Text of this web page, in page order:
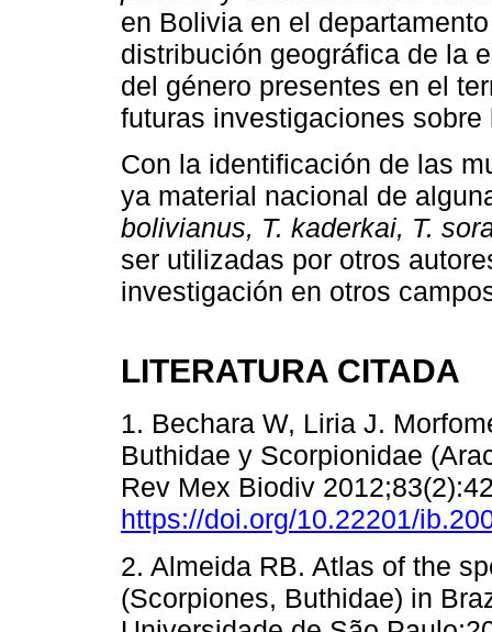
en Bolivia en el
distribución geográfica de la
del género presentes en el
futuras investigaciones
Con la identificación de las
ya material nacional de
bolivianus, T. kaderkai, T.
ser utilizadas por otros
investigación en otros
LITERATURA CITADA
1. Bechara W, Liria J.
Buthidae y Scorpionidae
Rev Mex Biodiv
https://doi.org/10.22201/
2. Almeida RB. Atlas of the
(Scorpiones, Buthidae) in